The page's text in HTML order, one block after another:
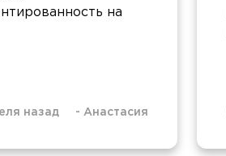
на
назад - Анастасия